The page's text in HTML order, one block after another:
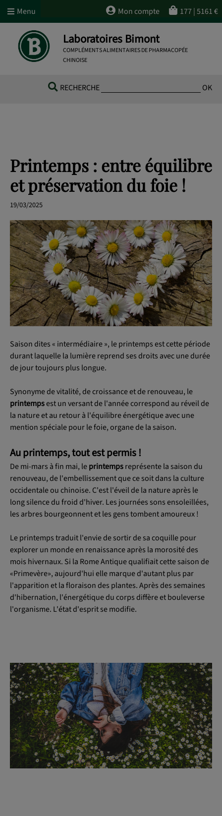
Laboratoires Bimont
COMPLÉMENTS ALIMENTAIRES DE PHARMACOPÉE
CHINOISE
RECHERCHE OK
Printemps : entre équilibre
et préservation du foie !
19/03/2025
Saison dites « intermédiaire », le printemps est cette période
durant laquelle la lumière reprend ses droits avec une durée
de jour toujours plus longue.
Synonyme de vitalité, de croissance et de renouveau, le
printempsest un versant de l'année correspond au réveil de
la nature et au retour à l'équilibre énergétique avec une
mention spéciale pour le foie, organe de la saison.
Au printemps, tout est permis !
De mi-mars à fin mai, leprintempsreprésente la saison du
renouveau, de l'embellissement que ce soit dans la culture
occidentale ou chinoise. C'est l'éveil de la nature après le
long silence du froid d'hiver. Les journées sons ensoleillées,
les arbres bourgeonnent et les gens tombent amoureux !
Le printemps traduit l'envie de sortir de sa coquille pour
explorer un monde en renaissance après la morosité des
mois hivernaux. Si la Rome Antique qualifiait cette saison de
«Primevère», aujourd'hui elle marque d'autant plus par
l'apparition et la floraison des plantes. Après des semaines
d'hibernation, l'énergétique du corps diffère et bouleverse
l'organisme. L'état d'esprit se modifie.
Menu
OK
Mon compte 177|5161€